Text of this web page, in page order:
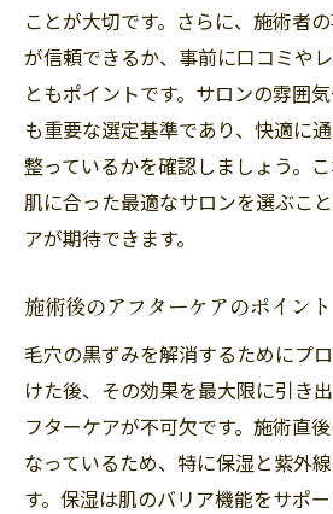
ことが大切です。さらに、施術者
が信頼できるか、事前に口コミや
ともポイントです。サロンの雰囲
も重要な選定基準であり、快適に
整っているかを確認しましょう。
肌に合った最適なサロンを選ぶこ
アが期待できます。
施術後のアフターケアのポイント
毛穴の黒ずみを解消するためにプ
けた後、その効果を最大限に引き
フターケアが不可欠です。施術直
なっているため、特に保湿と紫外
す。保湿は肌のバリア機能をサポ